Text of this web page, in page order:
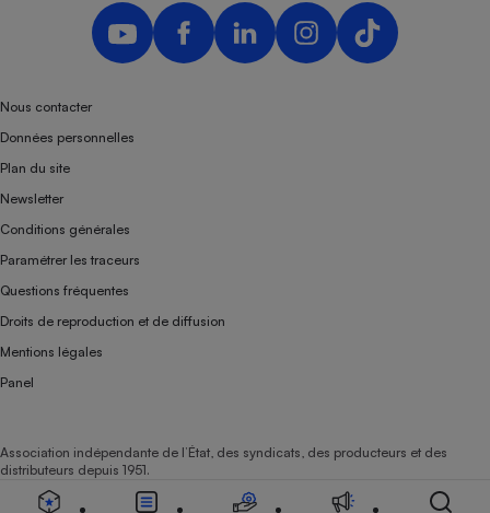
Nous contacter
Données personnelles
Plan du site
Newsletter
Conditions générales
Paramétrer les traceurs
Questions fréquentes
Droits de reproduction et de diffusion
Mentions légales
Panel
Association indépendante de l’État, des syndicats, des producteurs et des
distributeurs depuis 1951.